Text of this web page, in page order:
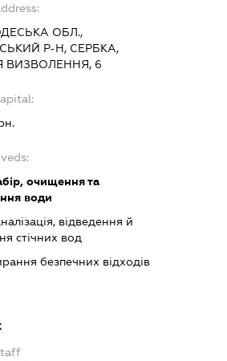
ОБЛ.,
Р-Н, СЕРБКА,
ВИЗВОЛЕННЯ, 6
очищення та
води
відведення й
стічних вод
безпечних відходів